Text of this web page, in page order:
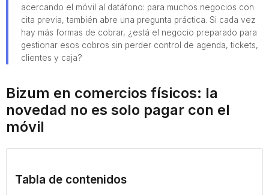
acercando el móvil al datáfono: para muchos negocios con
cita previa, también abre una pregunta práctica. Si cada vez
hay más formas de cobrar, ¿está el negocio preparado para
gestionar esos cobros sin perder control de agenda, tickets,
clientes y caja?
Bizum en comercios físicos: la
novedad no es solo pagar con el
móvil
Tabla de contenidos